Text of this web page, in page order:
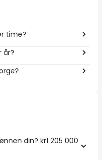
time?
år?
din? kr1 205 000